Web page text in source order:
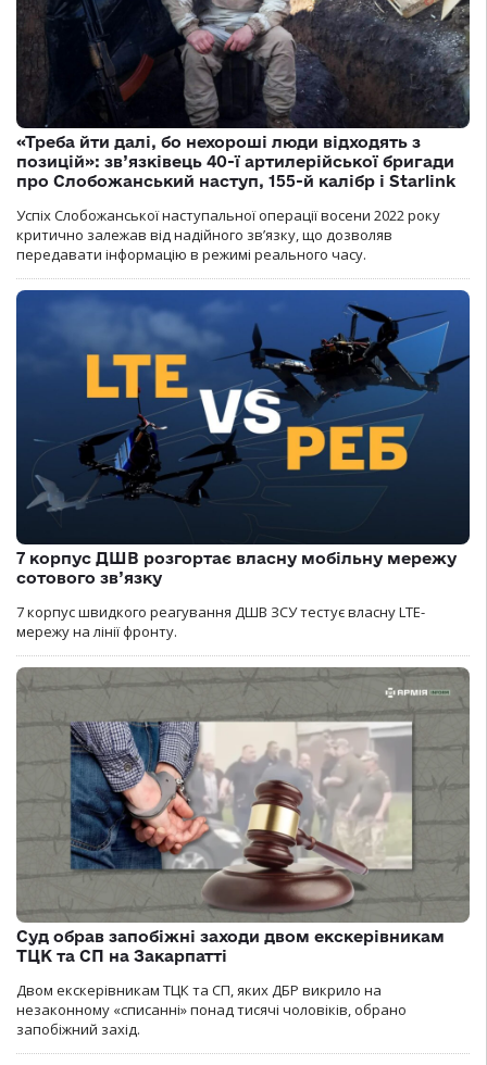
«Треба йти далі, бо нехороші люди відходять з
позицій»: зв’язківець 40-ї артилерійської бригади
про Слобожанський наступ, 155-й калібр і Starlink
Успіх Слобожанської наступальної операції восени 2022 року
критично залежав від надійного зв’язку, що дозволяв
передавати інформацію в режимі реального часу.
7 корпус ДШВ розгортає власну мобільну мережу
сотового зв’язку
7 корпус швидкого реагування ДШВ ЗСУ тестує власну LTE-
мережу на лінії фронту.
Суд обрав запобіжні заходи двом екскерівникам
ТЦК та СП на Закарпатті
Двом екскерівникам ТЦК та СП, яких ДБР викрило на
незаконному «списанні» понад тисячі чоловіків, обрано
запобіжний захід.